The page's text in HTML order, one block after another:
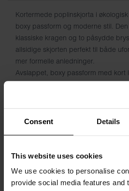
Consent Details
This website uses cookies
We use cookies to personalise
provide social media features and
Kortermede poplinskjorta i
boxy passform og moderne stil.
klassiske kragen og to påsydde
allsidige skjorten perfekt til både
mer formelle anledninger.
Avslappet, boxy passform med kort
Kortermet design i lett poplin
To påsydde brystlommer med
Lett, komfortabelt materiale året rundt
Spesifikasjon